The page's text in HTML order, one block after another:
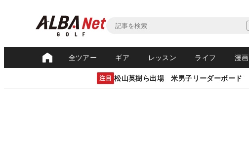
全ツアー ギア レッスン ライフ 漫画
注目 松山英樹ら出場 米男子リーダーボード